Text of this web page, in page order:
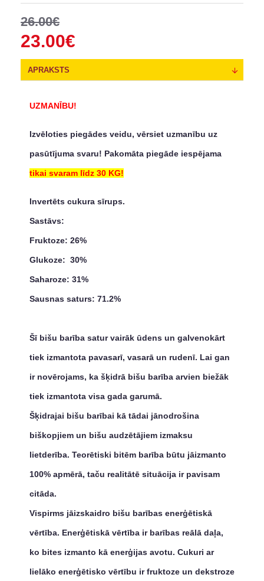
23.00€
26.00€
APRAKSTS
UZMANĪBU!
Izvēloties piegādes veidu, vērsiet uzmanību uz
pasūtījuma svaru! Pakomāta piegāde iespējama
tikai svaram līdz 30 KG!
Invertēts cukura sīrups.
Sastāvs:
Fruktoze: 26%
Glukoze: 30%
Saharoze: 31%
Sausnas saturs: 71.2%
Šī bišu barība satur vairāk ūdens un galvenokārt
tiek izmantota pavasarī, vasarā un rudenī. Lai gan
ir novērojams, ka šķidrā bišu barība arvien biežāk
tiek izmantota visa gada garumā.
Šķidrajai bišu barībai kā tādai jānodrošina
biškopjiem un bišu audzētājiem izmaksu
lietderība. Teorētiski bitēm barība būtu jāizmanto
100% apmērā, taču realitātē situācija ir pavisam
citāda.
Vispirms jāizskaidro bišu barības enerģētiskā
vērtība. Enerģētiskā vērtība ir barības reālā daļa,
ko bites izmanto kā enerģijas avotu. Cukuri ar
lielāko enerģētisko vērtību ir fruktoze un dekstroze